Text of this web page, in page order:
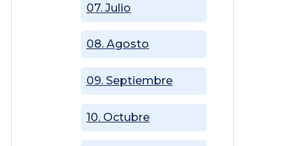
07. Julio
08. Agosto
09. Septiembre
10. Octubre